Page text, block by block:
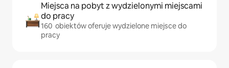
Miejsca na pobyt z wydzielonymi miejscami
do pracy
160 obiektów oferuje wydzielone miejsce do
pracy